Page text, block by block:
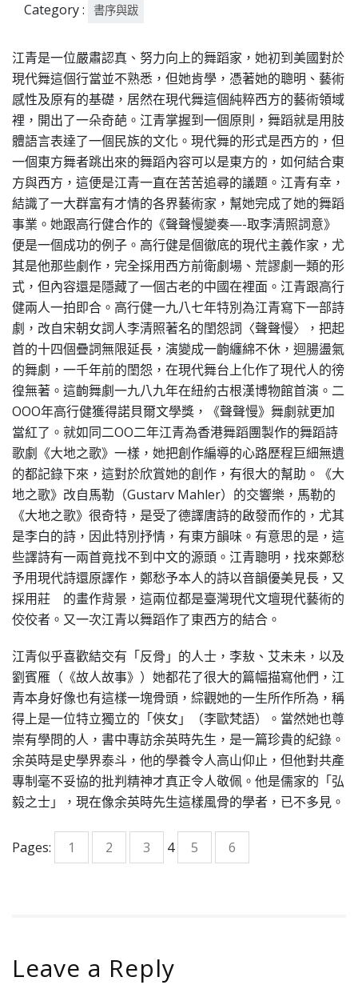
Category : 書序與跋
江青是一位嚴肅認真、努力向上的舞蹈家，她初到美國對於
現代舞這個行當並不熟悉，但她肯學，憑著她的聰明、藝術
感性及原有的基礎，居然在現代舞這個純粹西方的藝術領域
裡，開出了一朵奇葩。江青掌握到一個原則，舞蹈就是用肢
體語言表達了一個民族的文化。現代舞的形式是西方的，但
一個東方舞者跳出來的舞蹈內容可以是東方的，如何結合東
方與西方，這便是江青一直在苦苦追尋的議題。江青有幸，
結識了一大群富有才情的各界藝術家，幫她完成了她的舞蹈
事業。她跟高行健合作的《聲聲慢變奏—-取李清照詞意》
便是一個成功的例子。高行健是個徹底的現代主義作家，尤
其是他那些劇作，完全採用西方前衛劇場、荒謬劇一類的形
式，但內容還是隱藏了一個古老的中國在裡面。江青跟高行
健兩人一拍即合。高行健一九八七年特別為江青寫下一部詩
劇，改自宋朝女詞人李清照著名的閨怨詞〈聲聲慢〉，把起
首的十四個疊詞無限延長，演變成一齣纏綿不休，迴腸盪氣
的舞劇，一千年前的閨怨，在現代舞台上化作了現代人的徬
徨無著。這齣舞劇一九八九年在紐約古根漢博物館首演。二
OOO年高行健獲得諾貝爾文學獎，《聲聲慢》舞劇就更加
當紅了。就如同二OO二年江青為香港舞蹈團製作的舞蹈詩
歌劇《大地之歌》一樣，她把創作編導的心路歷程巨細無遺
的都記錄下來，這對於欣賞她的創作，有很大的幫助。《大
地之歌》改自馬勒（Gustarv Mahler）的交響樂，馬勒的
《大地之歌》很奇特，是受了德譯唐詩的啟發而作的，尤其
是李白的詩，因此特別抒情，有東方韻味。有意思的是，這
些譯詩有一兩首竟找不到中文的源頭。江青聰明，找來鄭愁
予用現代詩還原譯作，鄭愁予本人的詩以音韻優美見長，又
採用莊 的畫作背景，這兩位都是臺灣現代文壇現代藝術的
佼佼者。又一次江青以舞蹈作了東西方的結合。
江青似乎喜歡結交有「反骨」的人士，李敖、艾未未，以及
劉賓雁（《故人故事》）她都花了很大的篇幅描寫他們，江
青本身好像也有這樣一塊骨頭，綜觀她的一生所作所為，稱
得上是一位特立獨立的「俠女」（李歐梵語）。當然她也尊
崇有學問的人，書中專訪余英時先生，是一篇珍貴的紀錄。
余英時是史學界泰斗，他的學養令人高山仰止，但他對共產
專制毫不妥協的批判精神才真正令人敬佩。他是儒家的「弘
毅之士」，現在像余英時先生這樣風骨的學者，已不多見。
Pages: 1 2 3 4 5 6
Leave a Reply